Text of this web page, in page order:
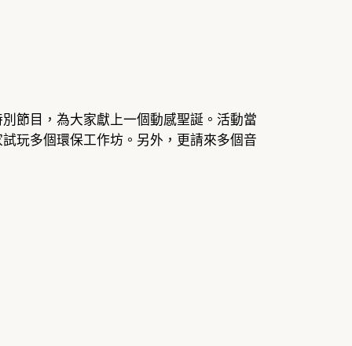
節目，為大家獻上一個動感聖誕。活動當
玩多個環保工作坊。另外，更請來多個音